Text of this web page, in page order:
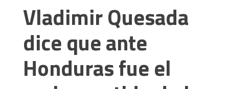
Vladimir Quesada
dice que ante
Honduras fue el